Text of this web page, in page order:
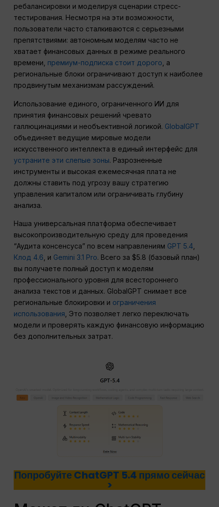
ребалансировки и моделируя сценарии стресс-
тестирования. Несмотря на эти возможности,
пользователи часто сталкиваются с серьезными
препятствиями: автономным моделям часто не
хватает финансовых данных в режиме реального
времени, премиум-подписка стоит дорого , а
региональные блоки ограничивают доступ к наиболее
продвинутым механизмам рассуждений.
Использование единого, ограниченного ИИ для
принятия финансовых решений чревато
галлюцинациями и необъективной логикой. GlobalGPT
объединяет ведущие мировые модели
искусственного интеллекта в единый интерфейс для
устраните эти слепые зоны. Разрозненные
инструменты и высокая ежемесячная плата не
должны ставить под угрозу вашу стратегию
управления капиталом или ограничивать глубину
анализа.
Наша универсальная платформа обеспечивает
высокопроизводительную среду для проведения
“Аудита консенсуса” по всем направлениям GPT 5.4
Клод 4.6 , и Gemini 3.1 Pro. Всего за $5.8 (базовый план)
вы получаете полный доступ к моделям
профессионального уровня для всестороннего
анализа текстов и данных. GlobalGPT снимает все
региональные блокировки и ограничения
использования , Это позволяет легко переключать
модели и проверять каждую финансовую информацию
без дополнительных затрат.
Попробуйте ChatGPT 5.4 прямо сейчас
>